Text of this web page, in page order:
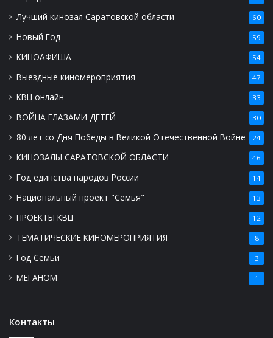
Лучший кинозал Саратовской области 60
Новый Год 59
КИНОАФИША 54
Выездные киномероприятия 47
КВЦ онлайн 33
ВОЙНА ГЛАЗАМИ ДЕТЕЙ 30
80 лет со Дня Победы в Великой Отечественной Войне 24
КИНОЗАЛЫ САРАТОВСКОЙ ОБЛАСТИ 46
Год единства народов России 14
Национальный проект "Семья" 13
ПРОЕКТЫ КВЦ 12
ТЕМАТИЧЕСКИЕ КИНОМЕРОПРИЯТИЯ 8
Год Семьи 3
МЕГАНОМ 1
Контакты